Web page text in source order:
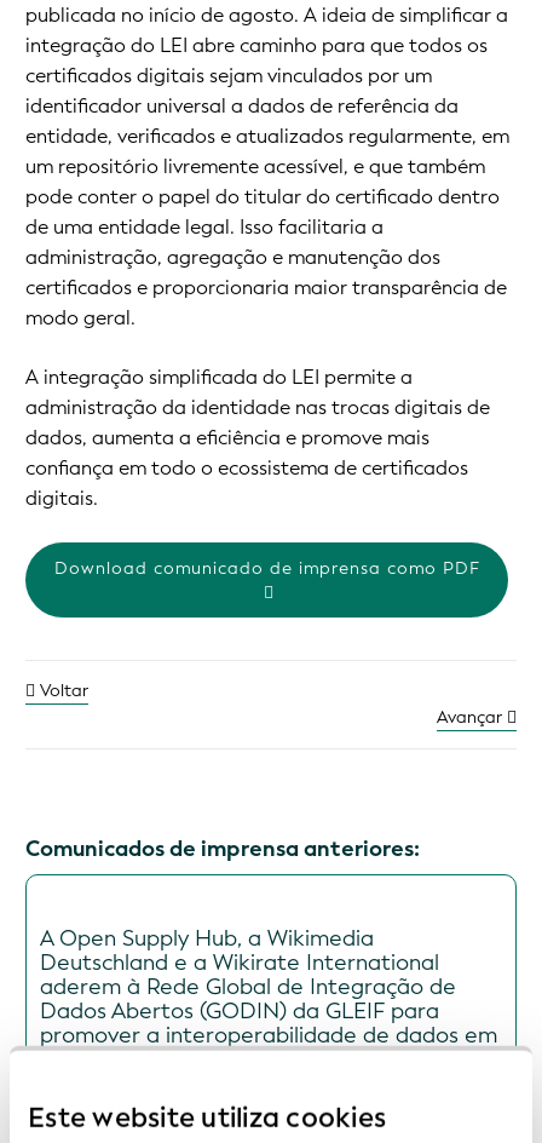
Este website utiliza cookies
publicada no início de agosto. A ideia de simplificar a
integração do LEI abre caminho para que todos os
certificados digitais sejam vinculados por um
identificador universal a dados de referência da
entidade, verificados e atualizados regularmente, em
um repositório livremente acessível, e que também
pode conter o papel do titular do certificado dentro
de uma entidade legal. Isso facilitaria a
administração, agregação e manutenção dos
certificados e proporcionaria maior transparência de
modo geral.
A integração simplificada do LEI permite a
administração da identidade nas trocas digitais de
dados, aumenta a eficiência e promove mais
confiança em todo o ecossistema de certificados
digitais.
Download comunicado de imprensa como PDF
Voltar
Avançar
Comunicados de imprensa anteriores:
A Open Supply Hub, a Wikimedia
Deutschland e a Wikirate International
aderem à Rede Global de Integração de
Dados Abertos (GODIN) da GLEIF para
promover a interoperabilidade de dados em
prol da transparência, da sustentabilidade e
Data: 2026-07-16